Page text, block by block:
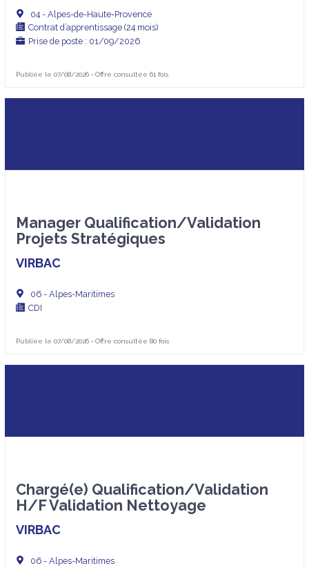
04 - Alpes-de-Haute-Provence
Contrat d’apprentissage (24 mois)
Prise de poste : 01/09/2026
Publiée le 07/08/2026 • Offre consultée 61 fois
Manager Qualification/Validation
Projets Stratégiques
VIRBAC
06 - Alpes-Maritimes
CDI
Publiée le 07/08/2026 • Offre consultée 80 fois
Chargé(e) Qualification/Validation
H/F Validation Nettoyage
VIRBAC
06 - Alpes-Maritimes